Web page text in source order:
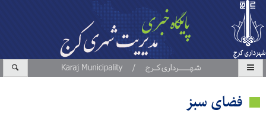
فضای سبز